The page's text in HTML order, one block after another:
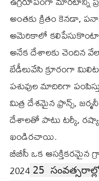
అంతకు క్రితం కెనడా,
అమెరికాలో
అనేక దేశాలకు చెందిన
బేడీలువేసి క్రూరంగా
పశువుల మాదిరిగా
మిత్ర దేశమైన ఫ్రాన్స్‌,
దేశాలతో పాటు టర్కీ,
ఖండిరచాయి.
బీబీసీ ఒక ఆసక్తికరమైన
2024 25